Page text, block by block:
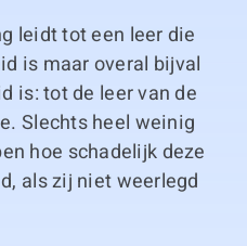
leidt tot een leer die
is maar overal bijval
is: tot de leer van de
Slechts heel weinig
hoe schadelijk deze
als zij niet weerlegd